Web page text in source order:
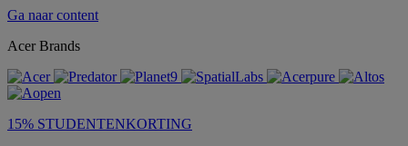
Ga naar content
Acer Brands
15% STUDENTENKORTING